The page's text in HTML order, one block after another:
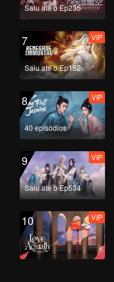
Saiu até o Ep235
7
Saiu até o Ep152
VIP
8
40 episódios
VIP
9
Saiu até o Ep534
VIP
10 VIP